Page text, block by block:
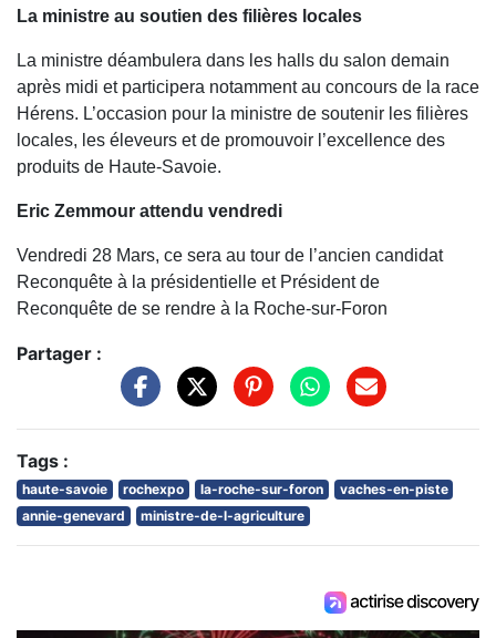
La ministre au soutien des filières locales
La ministre déambulera dans les halls du salon demain
après midi et participera notamment au concours de la race
Hérens. L’occasion pour la ministre de soutenir les filières
locales, les éleveurs et de promouvoir l’excellence des
produits de Haute-Savoie.
Eric Zemmour attendu vendredi
Vendredi 28 Mars, ce sera au tour de l’ancien candidat
Reconquête à la présidentielle et Président de
Reconquête de se rendre à la Roche-sur-Foron
Partager :
Tags :
haute-savoie rochexpo la-roche-sur-foron
vaches-en-piste
annie-genevard
ministre-de-l-agriculture